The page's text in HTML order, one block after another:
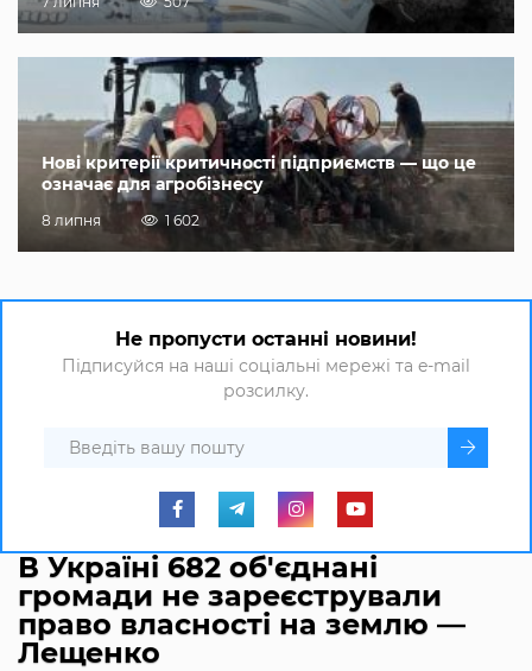
Нові критерії критичності підприємств — що це
означає для агробізнесу
8 липня 1 602
Не пропусти останні новини!
Підписуйся на наші соціальні мережі та e-mail
розсилку.
В Україні 682 об'єднані
громади не зареєстрували
право власності на землю —
Лещенко